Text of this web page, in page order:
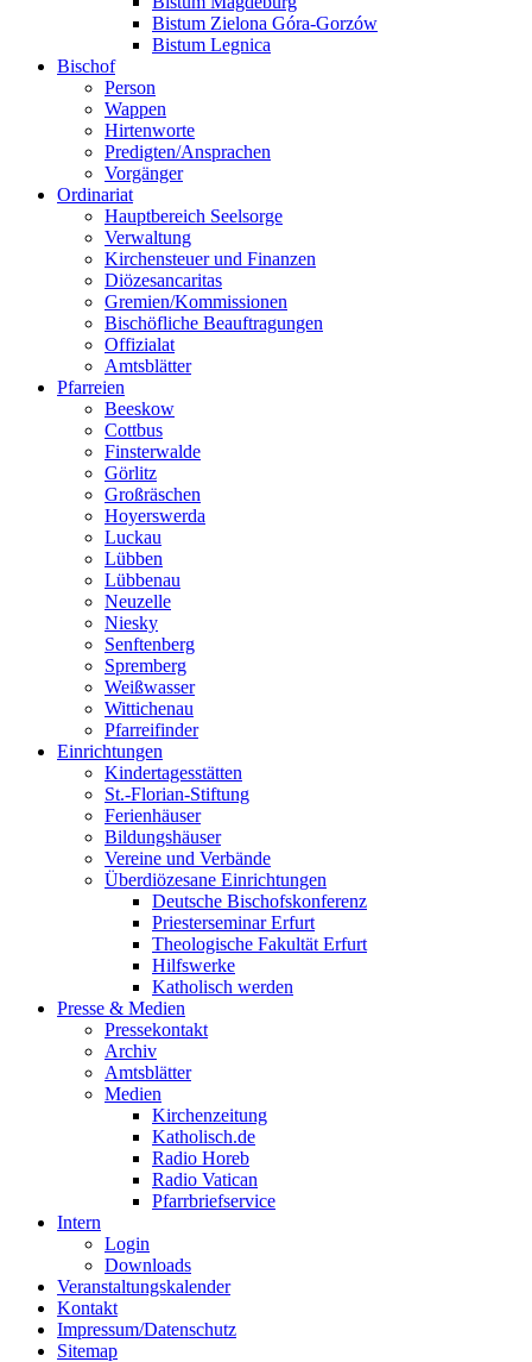
Bistum Zielona Góra-Gorzów
Bistum Legnica
Bischof
Person
Wappen
Hirtenworte
Predigten/Ansprachen
Vorgänger
Ordinariat
Hauptbereich Seelsorge
Verwaltung
Kirchensteuer und Finanzen
Diözesancaritas
Gremien/Kommissionen
Bischöfliche Beauftragungen
Offizialat
Amtsblätter
Pfarreien
Beeskow
Cottbus
Finsterwalde
Görlitz
Großräschen
Hoyerswerda
Luckau
Lübben
Lübbenau
Neuzelle
Niesky
Senftenberg
Spremberg
Weißwasser
Wittichenau
Pfarreifinder
Einrichtungen
Kindertagesstätten
St.-Florian-Stiftung
Ferienhäuser
Bildungshäuser
Vereine und Verbände
Überdiözesane Einrichtungen
Deutsche Bischofskonferenz
Priesterseminar Erfurt
Theologische Fakultät Erfurt
Hilfswerke
Katholisch werden
Presse & Medien
Pressekontakt
Archiv
Amtsblätter
Medien
Kirchenzeitung
Katholisch.de
Radio Horeb
Radio Vatican
Pfarrbriefservice
Intern
Login
Downloads
Veranstaltungskalender
Kontakt
Impressum/Datenschutz
Sitemap